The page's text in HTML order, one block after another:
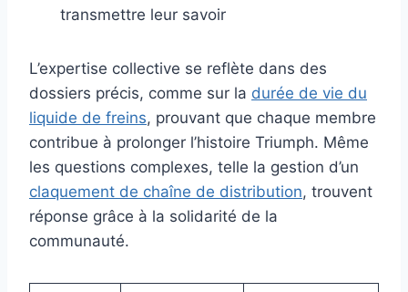
transmettre leur savoir
L’expertise collective se reflète dans des
dossiers précis, comme sur la durée de vie du
liquide de freins, prouvant que chaque membre
contribue à prolonger l’histoire Triumph. Même
les questions complexes, telle la gestion d’un
claquement de chaîne de distribution, trouvent
réponse grâce à la solidarité de la
communauté.